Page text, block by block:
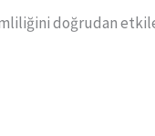
doğrudan